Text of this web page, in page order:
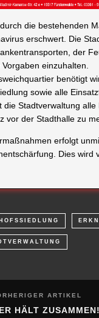
erschwert. Die
einzuhalten.
benötigt
sowie alle
die Stadtverwaltung alle
vor der Stadthalle zu
erfolgt
Dies wird
ARTIKEL
ERFOLGREICH